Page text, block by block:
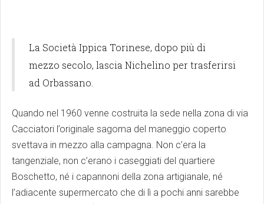
La Società Ippica Torinese, dopo più di
mezzo secolo, lascia Nichelino per trasferirsi
ad Orbassano.
Quando nel 1960 venne costruita la sede nella zona di via
Cacciatori l’originale sagoma del maneggio coperto
svettava in mezzo alla campagna. Non c’era la
tangenziale, non c’erano i caseggiati del quartiere
Boschetto, né i capannoni della zona artigianale, né
l’adiacente supermercato che di lì a pochi anni sarebbe